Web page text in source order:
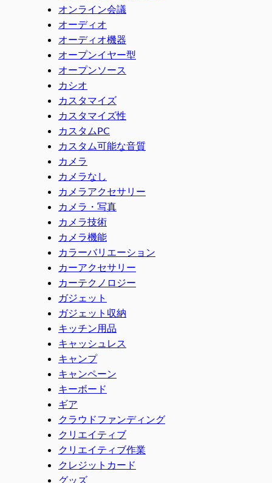
オンライン会議
オーディオ
オーディオ機器
オープンイヤー型
オープンソース
カシオ
カスタマイズ
カスタマイズ性
カスタムPC
カスタム可能な音質
カメラ
カメラなし
カメラアクセサリー
カメラ・写真
カメラ技術
カメラ機能
カラーバリエーション
カーアクセサリー
カーテクノロジー
ガジェット
ガジェット収納
キッチン用品
キャッシュレス
キャンプ
キャンペーン
キーボード
ギア
クラウドファンディング
クリエイティブ
クリエイティブ作業
クレジットカード
グッズ